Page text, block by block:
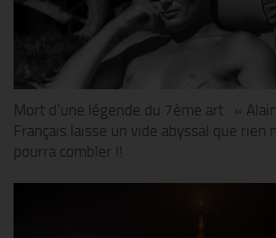
Mort d’une légende du 7ème art : «
Français laisse un vide abyssal que rien
pourra combler !!